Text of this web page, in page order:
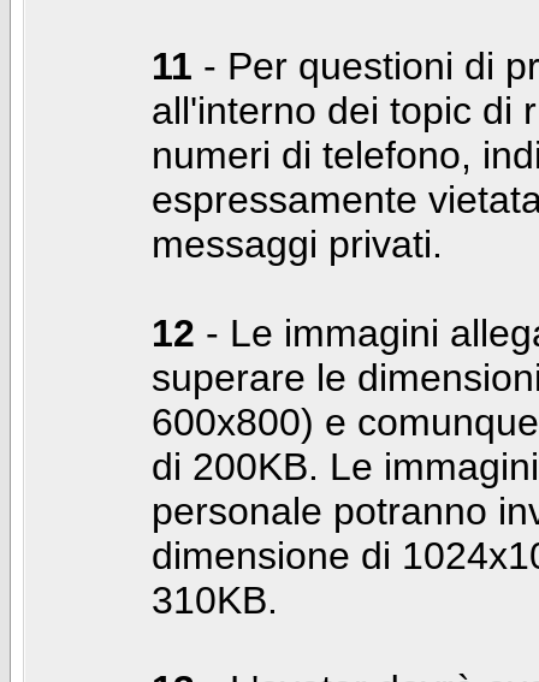
11 - Per questioni di
all'interno dei topic di
numeri di telefono,
espressamente
messaggi privati.
12 - Le immagini
superare le
600x800) e
di 200KB. Le
personale potranno
dimensione di
310KB.